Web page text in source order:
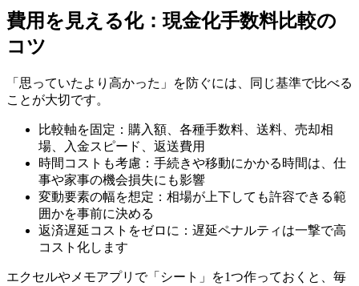
費用を見える化：現金化手数料比較の
コツ
「思っていたより高かった」を防ぐには、同じ基準で比べる
ことが大切です。
比較軸を固定：購入額、各種手数料、送料、売却相
場、入金スピード、返送費用
時間コストも考慮：手続きや移動にかかる時間は、仕
事や家事の機会損失にも影響
変動要素の幅を想定：相場が上下しても許容できる範
囲かを事前に決める
返済遅延コストをゼロに：遅延ペナルティは一撃で高
コスト化します
エクセルやメモアプリで「シート」を1つ作っておくと、毎